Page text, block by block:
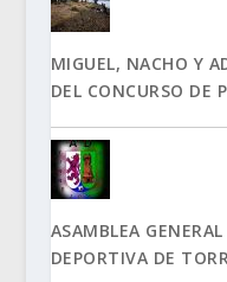
MIGUEL, NACHO Y
DEL CONCURSO DE
ASAMBLEA
DEPORTIVA DE